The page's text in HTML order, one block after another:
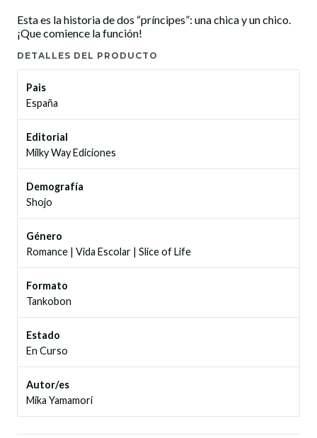
Esta es la historia de dos “príncipes”: una chica y un chico.
¡Que comience la función!
DETALLES DEL PRODUCTO
Pais
España
Editorial
Milky Way Ediciones
Demografía
Shojo
Género
Romance | Vida Escolar | Slice of Life
Formato
Tankobon
Estado
En Curso
Autor/es
Mika Yamamori